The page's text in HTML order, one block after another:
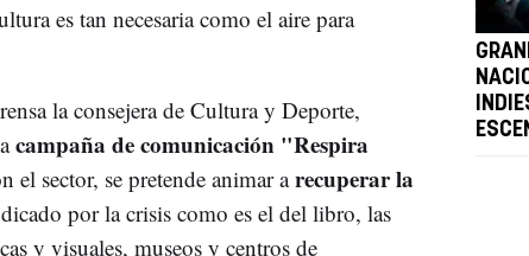
es tan necesaria como el aire para
la consejera de Cultura y Deporte,
campaña de comunicación "Respira
el sector, se pretende animar arecuperar la
por la crisis como es el del libro, las
y visuales, museos y centros de